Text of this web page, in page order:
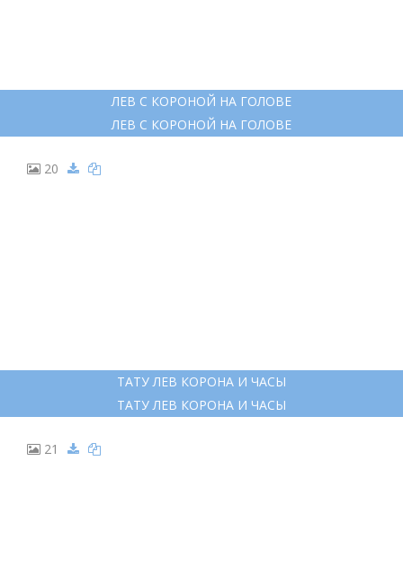
ЛЕВ С КОРОНОЙ НА ГОЛОВЕ
ЛЕВ С КОРОНОЙ НА ГОЛОВЕ
20
ТАТУ ЛЕВ КОРОНА И ЧАСЫ
ТАТУ ЛЕВ КОРОНА И ЧАСЫ
21